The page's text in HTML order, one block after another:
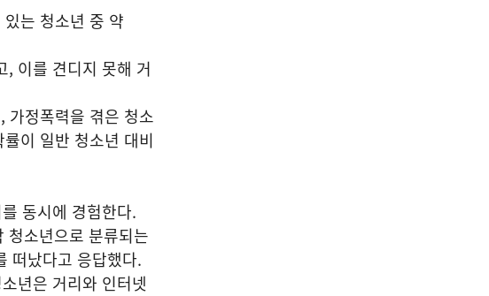
는 청소년 중 약
, 이를 견디지 못해 거
가정폭력을 겪은 청소
이 일반 청소년 대비
동시에 경험한다.
소년으로 분류되는
떠났다고 응답했다.
년은 거리와 인터넷